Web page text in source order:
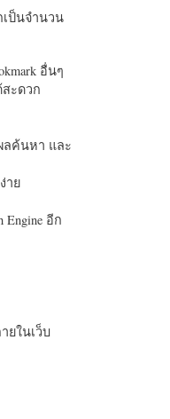
ป็นจำนวน
อื่นๆ
สะดวก
ลค้นหา และ
าย
อีก
ยในเว็บ